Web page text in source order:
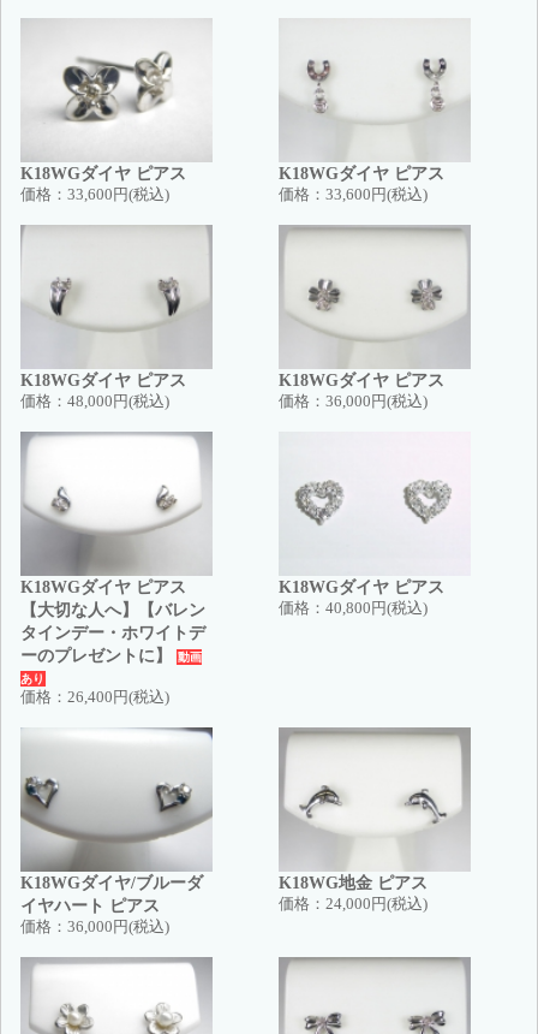
K18WGダイヤ ピアス
価格： 33,600円(税込)
K18WGダイヤ ピアス
価格： 33,600円(税込)
K18WGダイヤ ピアス
価格： 48,000円(税込)
K18WGダイヤ ピアス
価格： 36,000円(税込)
K18WGダイヤ ピアス
【大切な人へ】【バレン
タインデー・ホワイトデ
ーのプレゼントに】
動画
あり
価格： 26,400円(税込)
K18WGダイヤ ピアス
価格： 40,800円(税込)
K18WGダイヤ/ブルーダ
イヤハート ピアス
価格： 36,000円(税込)
K18WG地金 ピアス
価格： 24,000円(税込)